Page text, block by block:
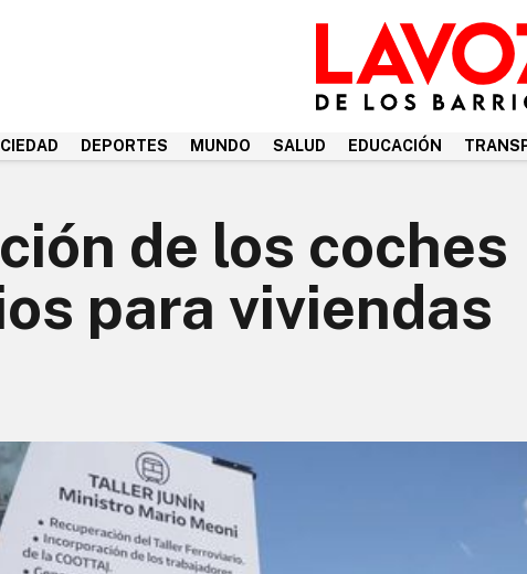
DEPORTES MUNDO SALUD EDUCACIÓN
de los coches
para viviendas